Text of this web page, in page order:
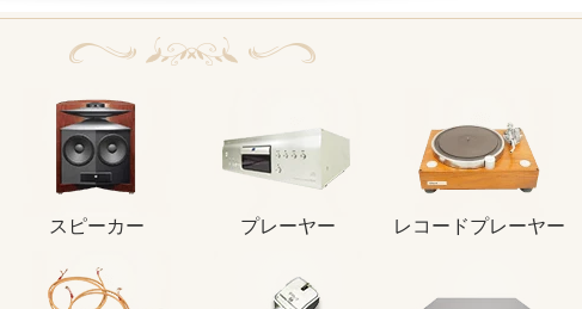
スピーカー プレーヤー レコードプレーヤー